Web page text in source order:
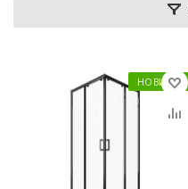
НОВИНКА